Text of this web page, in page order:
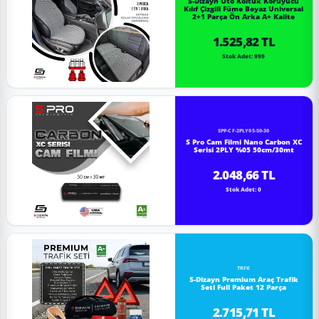
Kılıf Çizgili Füme Beyaz Universal
2+1 Parça Ön Arka A+ Kalite
1.525,82 TL
Stok Adet: 999
SPP-CF-2PLY05-50-30
S Pro Cam Filmi Nano Carbon XC
Serisi 2PLY %05 50cm/30mt
2.048,66 TL
Stok Adet: 0
TRFK
S-Dizayn Premium Araç Trafik
Seti Full Paket 12 Parça
2.715,71 TL